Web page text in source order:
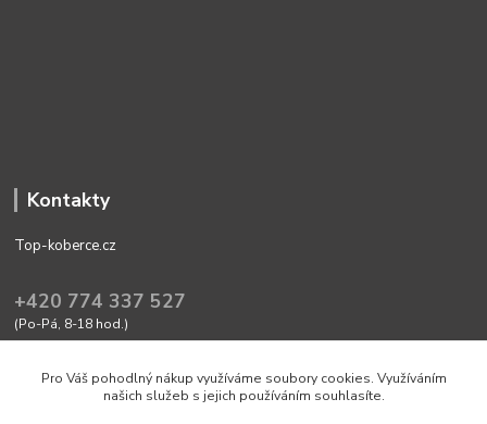
Kontakty
Top-koberce.cz
+420 774 337 527
(Po-Pá, 8-18 hod.)
Pro Váš pohodlný nákup využíváme soubory cookies. Využíváním
našich služeb s jejich používáním souhlasíte.